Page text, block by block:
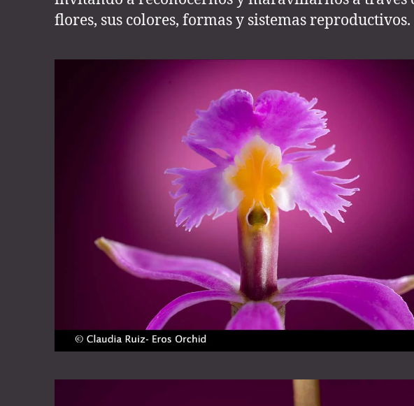
flores, sus colores, formas y sistemas reproductivos.